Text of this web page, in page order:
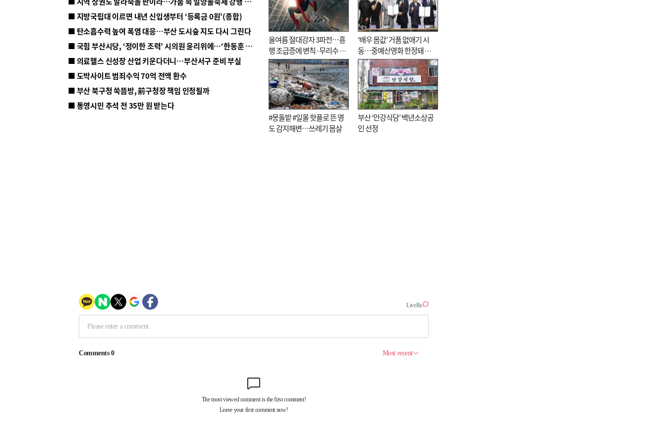
■ 지방국립대 이르면 내년 신입생부터 ‘등록금 0원’(종합)
■ 탄소흡수력 높여 폭염 대응…부산 도시숲 지도 다시 그린다
■ 국힘 부산시당, ‘정이한 조력’ 시의원 윤리위에…‘한동훈 지지’도 신고접수
■ 의료헬스 신성장 산업 키운다더니…부산서구 준비 부실
■ 도박사이트 범죄수익 70억 전액 환수
■ 부산 북구청 쑥뜸방, 前구청장 책임 인정될까
■ 통영시민 추석 전 35만 원 받는다
올여름 절대강자 3파전…흥
행 조급증에 변칙·무리수 마
케팅도
‘배우 몸값’ 거품 없애기 시
동…중예산영화 한정돼 실
효성 의문도
#몽돌밭 #일몰 핫플로 뜬 영
도 감지해변…쓰레기 몸살
부산 ‘안강식당’ 백년소상공
인 선정